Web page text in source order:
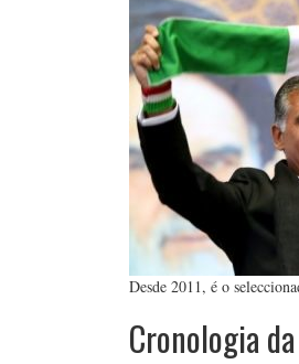
Desde 2011, é o
Cronologia